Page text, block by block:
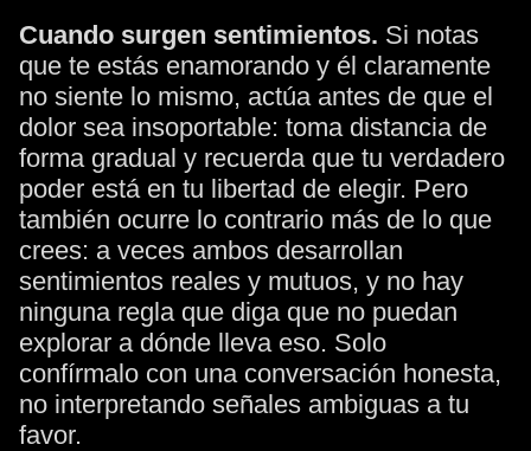
Cuando surgen sentimientos. Si notas
que te estás enamorando y él claramente
no siente lo mismo, actúa antes de que el
dolor sea insoportable: toma distancia de
forma gradual y recuerda que tu verdadero
poder está en tu libertad de elegir. Pero
también ocurre lo contrario más de lo que
crees: a veces ambos desarrollan
sentimientos reales y mutuos, y no hay
ninguna regla que diga que no puedan
explorar a dónde lleva eso. Solo
confírmalo con una conversación honesta,
no interpretando señales ambiguas a tu
favor.